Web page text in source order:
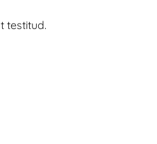
testitud.